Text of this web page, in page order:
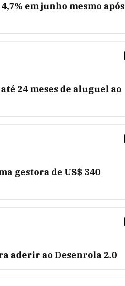
em junho mesmo após
24 meses de aluguel ao
gestora de US$ 340
aderir ao Desenrola 2.0